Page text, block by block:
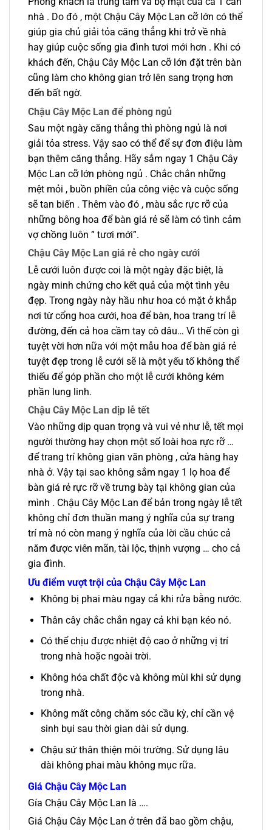
nhà . Do đó , một Chậu Cây Mộc Lan cỡ lớn có thể
giúp gia chủ giải tỏa căng thẳng khi trở về nhà
hay giúp cuộc sống gia đình tươi mới hơn . Khi có
khách đến, Chậu Cây Mộc Lan cỡ lớn đặt trên bàn
cũng làm cho không gian trở lên sang trọng hơn
đến bất ngờ.
Chậu Cây Mộc Lan để phòng ngủ
Sau một ngày căng thẳng thì phòng ngủ là nơi
giải tỏa stress. Vậy sao có thể để sự đơn điệu làm
bạn thêm căng thẳng. Hãy sắm ngay 1 Chậu Cây
Mộc Lan cỡ lớn phòng ngủ . Chắc chắn những
mệt mỏi , buồn phiền của công việc và cuộc sống
sẽ tan biến . Thêm vào đó , màu sắc rực rỡ của
những bông hoa để bàn giá rẻ sẽ làm có tình cảm
vợ chồng luôn ” tươi mới”.
Chậu Cây Mộc Lan giá rẻ cho ngày cưới
Lễ cưới luôn được coi là một ngày đặc biệt, là
ngày minh chứng cho kết quả của một tình yêu
đẹp. Trong ngày này hầu như hoa có mặt ở khắp
nơi từ cổng hoa cưới, hoa để bàn, hoa trang trí lễ
đường, đến cả hoa cầm tay cô dâu… Vì thế còn gì
tuyệt vời hơn nữa với một mẫu hoa để bàn giá rẻ
tuyệt đẹp trong lễ cưới sẽ là một yếu tố không thể
thiếu để góp phần cho một lễ cưới không kém
phần lung linh.
Chậu Cây Mộc Lan dịp lễ tết
Vào những dịp quan trọng và vui vẻ như lễ, tết mọi
người thường hay chọn một số loài hoa rực rỡ …
để trang trí không gian văn phòng , cửa hàng hay
nhà ở. Vậy tại sao không sắm ngay 1 lọ hoa để
bàn giá rẻ rực rỡ về trưng bày tại không gian của
mình . Chậu Cây Mộc Lan để bản trong ngày lễ tết
không chỉ đơn thuần mang ý nghĩa của sự trang
trí mà nó còn mang ý nghĩa của lời cầu chúc cả
năm được viên mãn, tài lộc, thịnh vượng … cho cả
gia đình.
Ưu điểm vượt trội của Chậu Cây Mộc Lan
Không bị phai màu ngay cả khi rửa bằng nước.
Thân cây chắc chắn ngay cả khi bạn kéo nó.
Có thể chịu được nhiệt độ cao ở những vị trí
trong nhà hoặc ngoài trời.
Không hóa chất độc và không mùi khi sử dụng
trong nhà.
Không mất công chăm sóc cầu kỳ, chỉ cần vệ
sinh bụi sau thời gian dài sử dụng.
Chậu sứ thân thiện môi trường. Sử dụng lâu
dài không phai màu không mục rữa.
Giá Chậu Cây Mộc Lan
Gía Chậu Cây Mộc Lan là ….
Giá Chậu Cây Mộc Lan ở trên đã bao gồm chậu,